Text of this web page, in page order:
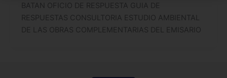
BATAN OFICIO DE RESPUESTA GUIA DE
RESPUESTAS CONSULTORIA ESTUDIO AMBIENTAL
DE LAS OBRAS COMPLEMENTARIAS DEL EMISARIO